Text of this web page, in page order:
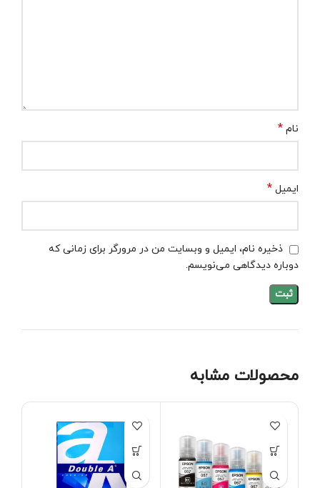
نام *
ایمیل *
ذخیره نام، ایمیل و وبسایت من در مرورگر برای زمانی که
دوباره دیدگاهی می‌نویسم.
محصولات مشابه